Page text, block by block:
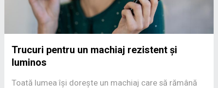
Trucuri pentru un machiaj rezistent și
luminos
Toată lumea își dorește un machiaj care să rămână